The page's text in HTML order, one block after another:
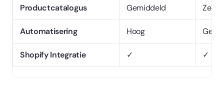
Productcatalogus Gemiddeld Zeer
Automatisering Hoog
Shopify Integratie ✓ ✓